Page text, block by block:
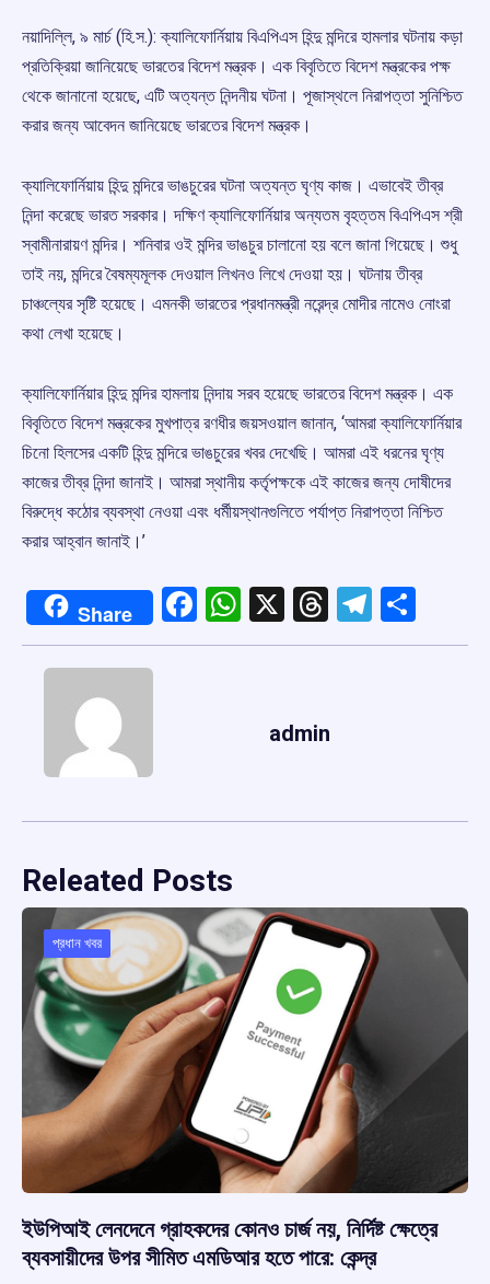
নয়াদিল্লি, ৯ মার্চ (হি.স.): ক্যালিফোর্নিয়ায় বিএপিএস হিন্দু মন্দিরে হামলার ঘটনায় কড়া
প্রতিক্রিয়া জানিয়েছে ভারতের বিদেশ মন্ত্রক। এক বিবৃতিতে বিদেশ মন্ত্রকের পক্ষ
থেকে জানানো হয়েছে, এটি অত্যন্ত নিন্দনীয় ঘটনা। পূজাস্থলে নিরাপত্তা সুনিশ্চিত
করার জন্য আবেদন জানিয়েছে ভারতের বিদেশ মন্ত্রক।
ক্যালিফোর্নিয়ায় হিন্দু মন্দিরে ভাঙচুরের ঘটনা অত্যন্ত ঘৃণ্য কাজ। এভাবেই তীব্র
নিন্দা করেছে ভারত সরকার। দক্ষিণ ক্যালিফোর্নিয়ার অন্যতম বৃহত্তম বিএপিএস শ্রী
স্বামীনারায়ণ মন্দির। শনিবার ওই মন্দির ভাঙচুর চালানো হয় বলে জানা গিয়েছে। শুধু
তাই নয়, মন্দিরে বৈষম্যমূলক দেওয়াল লিখনও লিখে দেওয়া হয়। ঘটনায় তীব্র
চাঞ্চল্যের সৃষ্টি হয়েছে। এমনকী ভারতের প্রধানমন্ত্রী নরেন্দ্র মোদীর নামেও নোংরা
কথা লেখা হয়েছে।
ক্যালিফোর্নিয়ার হিন্দু মন্দির হামলায় নিন্দায় সরব হয়েছে ভারতের বিদেশ মন্ত্রক। এক
বিবৃতিতে বিদেশ মন্ত্রকের মুখপাত্র রণধীর জয়সওয়াল জানান, ‘আমরা ক্যালিফোর্নিয়ার
চিনো হিলসের একটি হিন্দু মন্দিরে ভাঙচুরের খবর দেখেছি। আমরা এই ধরনের ঘৃণ্য
কাজের তীব্র নিন্দা জানাই। আমরা স্থানীয় কর্তৃপক্ষকে এই কাজের জন্য দোষীদের
বিরুদ্ধে কঠোর ব্যবস্থা নেওয়া এবং ধর্মীয়স্থানগুলিতে পর্যাপ্ত নিরাপত্তা নিশ্চিত
করার আহ্বান জানাই।’
Share Facebook
WhatsApp
X Threads
admin
Releated Posts
প্রধান খবর
ইউপিআই লেনদেনে গ্রাহকদের কোনও চার্জ নয়, নির্দিষ্ট ক্ষেত্রে
ব্যবসায়ীদের উপর সীমিত এমডিআর হতে পারে: কেন্দ্র